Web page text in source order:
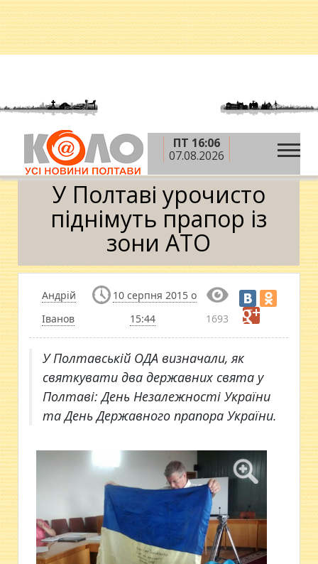
ПТ 16:06
07.08.2026
Головна » Новини » Суспільство
У Полтаві
урочисто піднімуть прапор із зони АТО
У Полтаві урочисто
піднімуть прапор із
зони АТО
Андрій
Іванов
10 серпня 2015 о
15:44
1693
У Полтавській ОДА визначали, як
святкувати два державних свята у
Полтаві: День Незалежності України
та День Державного прапора України.